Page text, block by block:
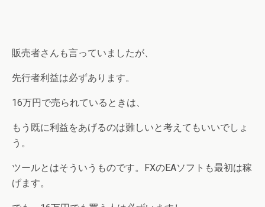
販売者さんも言っていましたが、
先行者利益は必ずあります。
16万円で売られているときは、
もう既に利益をあげるのは難しいと考えてもいいでしょ
う。
ツールとはそういうものです。FXのEAソフトも最初は稼
げます。